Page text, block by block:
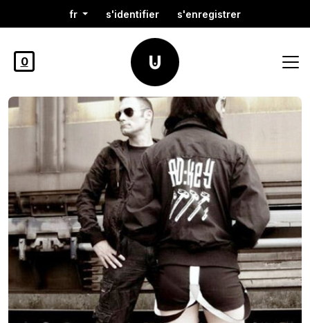
fr s'identifier s'enregistrer
0